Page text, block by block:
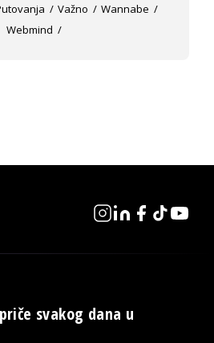
Važno
Wannabe
Webmind
svakog dana u